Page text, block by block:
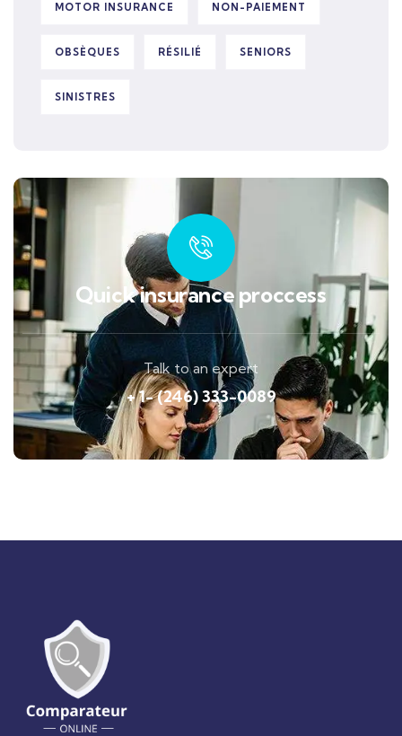
MOTOR INSURANCE NON-PAIEMENT
OBSÈQUES RÉSILIÉ SENIORS
SINISTRES
Quick insurance proccess
Talk to an expert
+ 1- (246) 333-0089